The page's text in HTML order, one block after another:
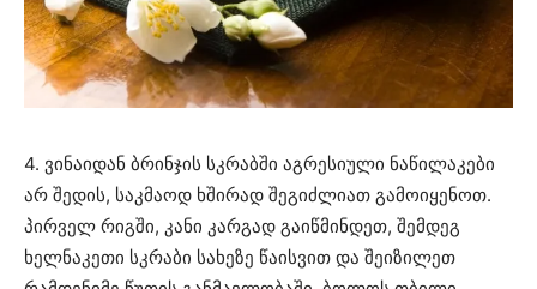
4. ვინაიდან ბრინჯის სკრაბში აგრესიული ნაწილაკები
არ შედის, საკმაოდ ხშირად შეგიძლიათ გამოიყენოთ.
პირველ რიგში, კანი კარგად გაიწმინდეთ, შემდეგ
ხელნაკეთი სკრაბი სახეზე წაისვით და შეიზილეთ